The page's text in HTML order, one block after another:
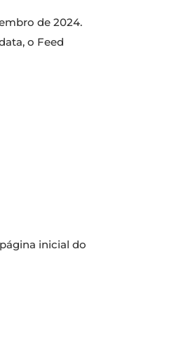
de 2024.
o Feed
inicial do